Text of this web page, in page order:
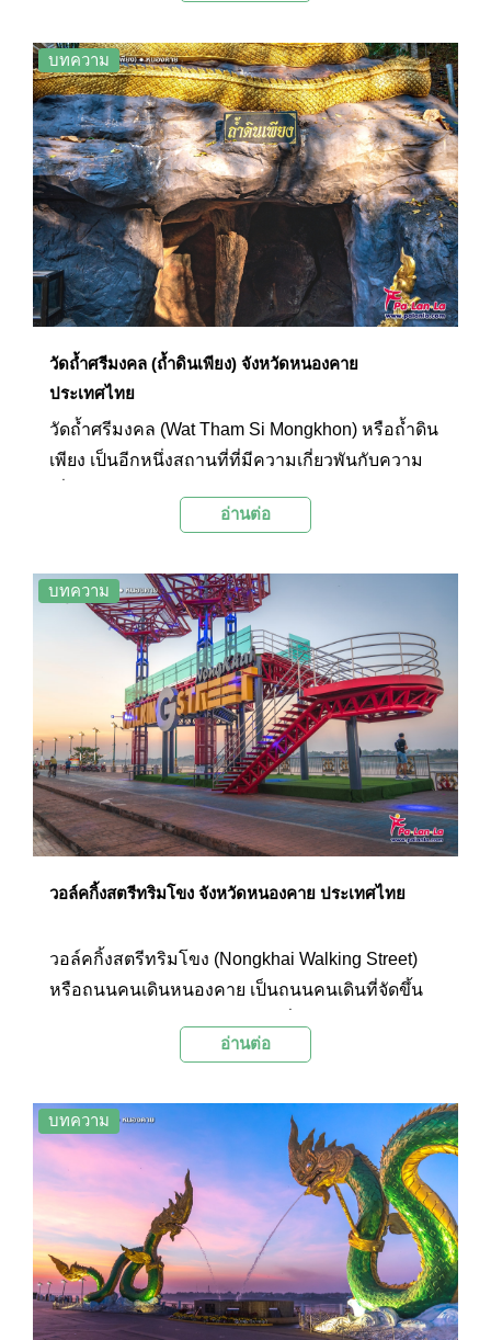
ที่สวยงาม
บทความ
วัดถ้ำศรีมงคล (ถ้ำดินเพียง) จังหวัดหนองคาย
ประเทศไทย
วัดถ้ำศรีมงคล (Wat Tham Si Mongkhon) หรือถ้ำดิน
เพียง เป็นอีกหนึ่งสถานที่ที่มีความเกี่ยวพันกับความ
มีจุดที่เชื่อมต่อกับลำน้ำโขงซึ่งเชื่อว่าเป็นเส้นทางที่
อ่านต่อ
บทความ
วอล์คกิ้งสตรีทริมโขง จังหวัดหนองคาย ประเทศไทย
วอล์คกิ้งสตรีทริมโขง (Nongkhai Walking Street)
หรือถนนคนเดินหนองคาย เป็นถนนคนเดินที่จัดขึ้น
เลียบแม่น้ำโขงใกล้ๆ กับตลาดท่าเสด็จ ละลานตาไป
คึกคักของผู้คนที่แต่งแต้มสีสันให้กับเมืองหนองคาย
อ่านต่อ
บทความ